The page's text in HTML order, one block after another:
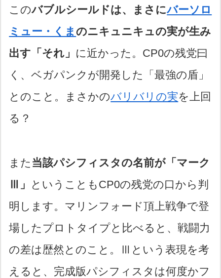
このバブルシールドは、まさにバーソロ
ミュー・くま のニキュニキュの実が生み
出す「それ」 に近かった。CP0の残党曰
く、ベガパンクが開発した「最強の盾」
とのこと。まさかのバリバリの実を上回
る？
また 当該パシフィスタの名前が「マーク
Ⅲ」 ということもCP0の残党の口から判
明します。マリンフォード頂上戦争で登
場したプロトタイプと比べると、戦闘力
の差は歴然とのこと。Ⅲという表現を考
えると、完成版パシフィスタは何度かフ